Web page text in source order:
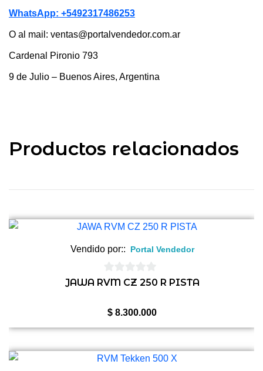
WhatsApp: +5492317486253
O al mail: ventas@portalvendedor.com.ar
Cardenal Pironio 793
9 de Julio – Buenos Aires, Argentina
Productos relacionados
Vendido por:: Portal Vendedor
0
5
JAWA RVM CZ 250 R PISTA
$ 8.300.000